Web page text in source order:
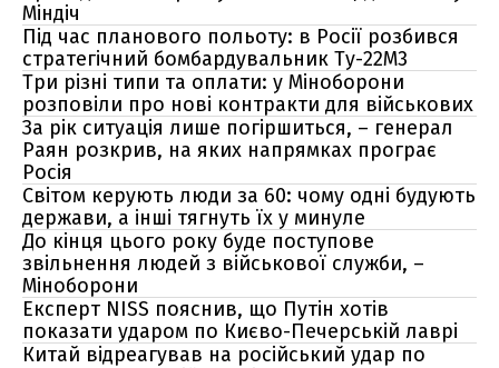
Міндіч
Під час планового польоту: в Росії розбився
стратегічний бомбардувальник Ту-22М3
Три різні типи та оплати: у Міноборони
розповіли про нові контракти для військових
За рік ситуація лише погіршиться, – генерал
Раян розкрив, на яких напрямках програє
Росія
Світом керують люди за 60: чому одні будують
держави, а інші тягнуть їх у минуле
До кінця цього року буде поступове
звільнення людей з військової служби, –
Міноборони
Експерт NISS пояснив, що Путін хотів
показати ударом по Києво-Печерській лаврі
Китай відреагував на російський удар по